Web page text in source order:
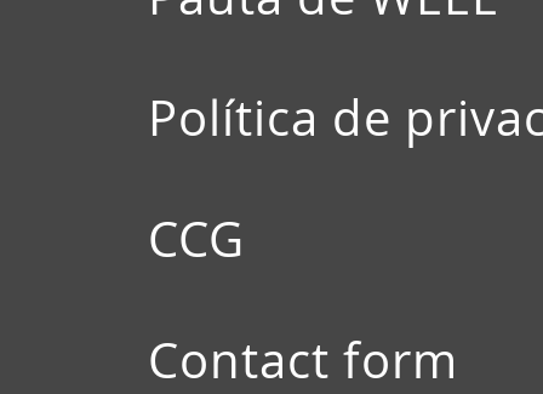
Política de
CCG
Contact form